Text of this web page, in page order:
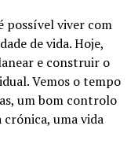
possível viver com
de vida. Hoje,
e construir o
Vemos o tempo
um bom controlo
crónica, uma vida